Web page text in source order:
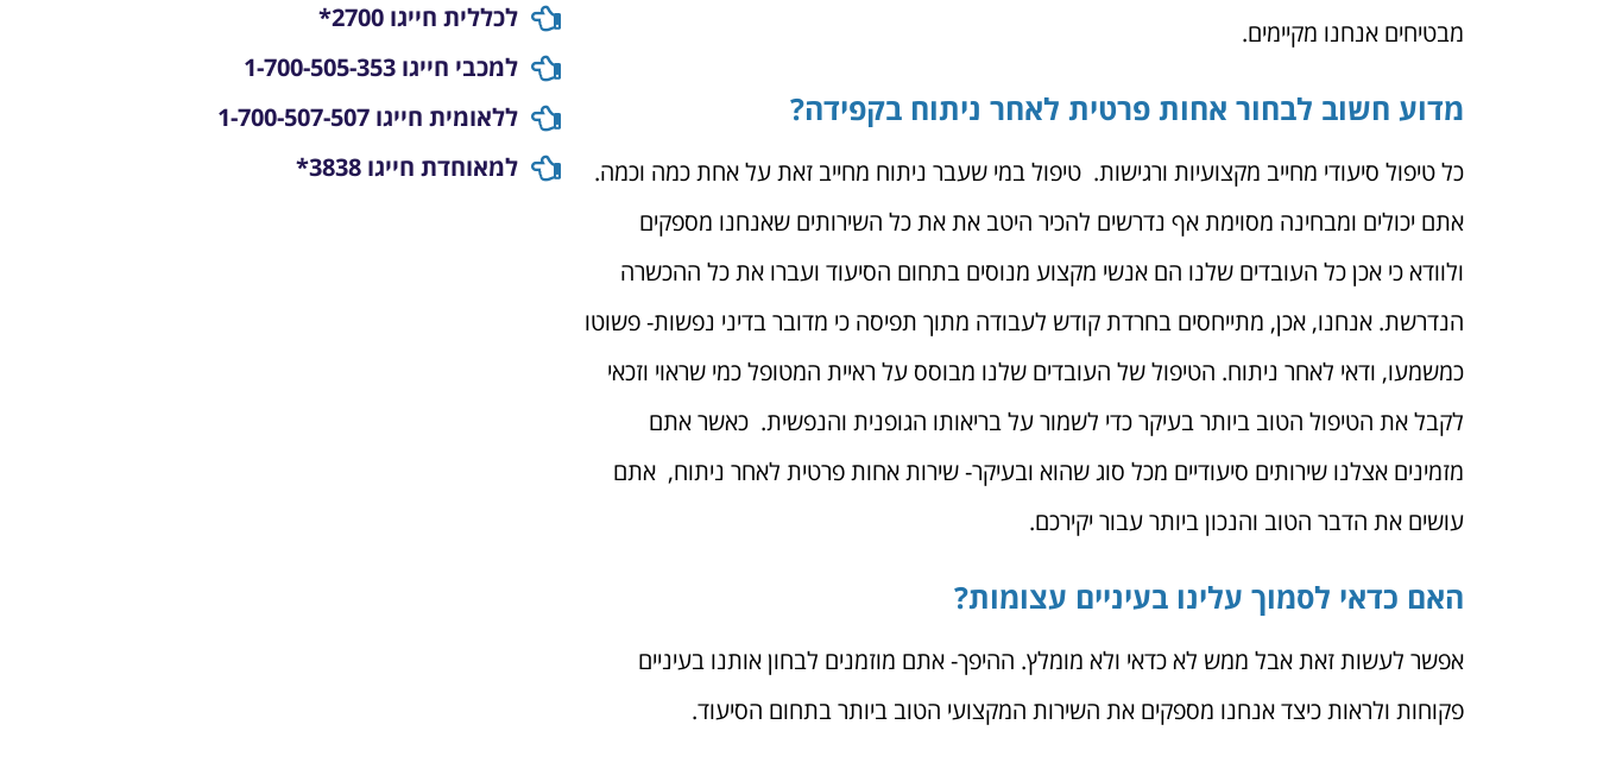
מבטיחים אנחנו מקיימים.
מדוע חשוב לבחור אחות פרטית לאחר ניתוח בקפידה?
כל טיפול סיעודי מחייב מקצועיות ורגישות. טיפול במי שעבר ניתוח מחייב זאת על אחת כמה וכמה.
אתם יכולים ומבחינה מסוימת אף נדרשים להכיר היטב את את כל השירותים שאנחנו מספקים
ולוודא כי אכן כל העובדים שלנו הם אנשי מקצוע מנוסים בתחום הסיעוד ועברו את כל ההכשרה
הנדרשת. אנחנו, אכן, מתייחסים בחרדת קודש לעבודה מתוך תפיסה כי מדובר בדיני נפשות- פשוטו
כמשמעו, ודאי לאחר ניתוח. הטיפול של העובדים שלנו מבוסס על ראיית המטופל כמי שראוי וזכאי
לקבל את הטיפול הטוב ביותר בעיקר כדי לשמור על בריאותו הגופנית והנפשית. כאשר אתם
מזמינים אצלנו שירותים סיעודיים מכל סוג שהוא ובעיקר- שירות אחות פרטית לאחר ניתוח, אתם
עושים את הדבר הטוב והנכון ביותר עבור יקירכם.
האם כדאי לסמוך עלינו בעיניים עצומות?
אפשר לעשות זאת אבל ממש לא כדאי ולא מומלץ. ההיפך- אתם מוזמנים לבחון אותנו בעיניים
פקוחות ולראות כיצד אנחנו מספקים את השירות המקצועי הטוב ביותר בתחום הסיעוד.
לכללית חייגו 2700*
למכבי חייגו 1-700-505-353
ללאומית חייגו 1-700-507-507
למאוחדת חייגו 3838*